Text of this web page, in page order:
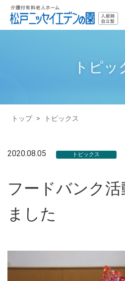
トピッ
トップ > トピックス
2020.08.05 トピックス
フードバンク
ました